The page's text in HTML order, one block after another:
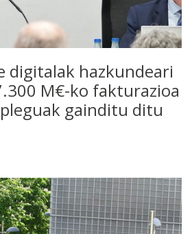
digitalak hazkundeari
M€-ko fakturazioa
gainditu ditu